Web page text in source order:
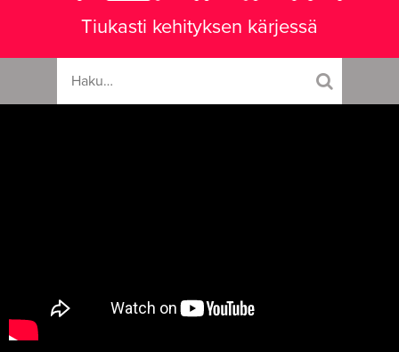
Tiukasti kehityksen kärjessä